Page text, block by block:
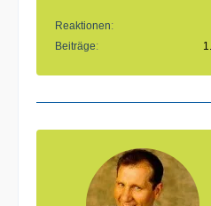
Reaktionen
Beiträge